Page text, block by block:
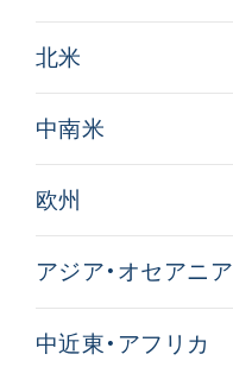
北米
中南米
欧州
アジア・オセアニア
中近東・アフリカ